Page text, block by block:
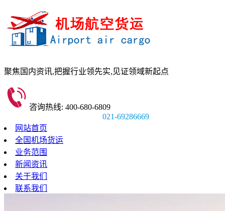
聚焦国内资讯,把握行业领先实,见证领域新起点
咨询热线: 400-680-6809
021-69286669
网站首页
全国机场货运
业务范围
新闻资讯
关于我们
联系我们